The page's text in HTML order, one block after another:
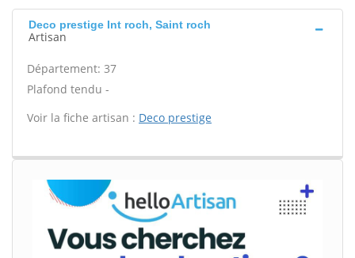
Deco prestige Int roch, Saint roch
Artisan
Département: 37
Plafond tendu -
Voir la fiche artisan : Deco prestige